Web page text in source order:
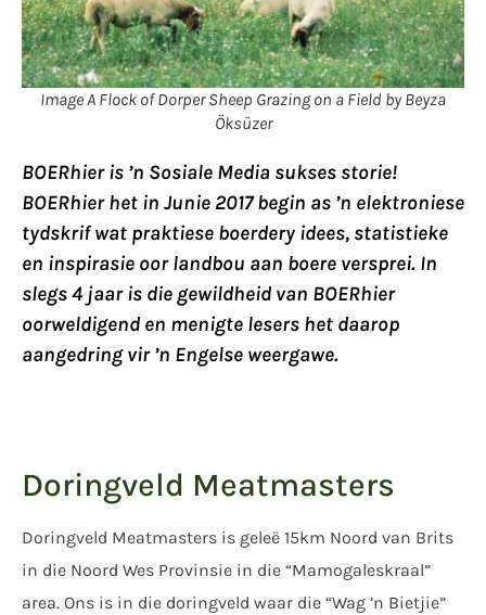
Image A Flock of Dorper Sheep Grazing on a Field by Beyza
Öksüzer
BOERhier is ’n Sosiale Media sukses storie!
BOERhier het in Junie 2017 begin as ’n elektroniese
tydskrif wat praktiese boerdery idees, statistieke
en inspirasie oor landbou aan boere versprei. In
slegs 4 jaar is die gewildheid van BOERhier
oorweldigend en menigte lesers het daarop
aangedring vir ’n Engelse weergawe.
Doringveld Meatmasters
Doringveld Meatmasters is geleë 15km Noord van Brits
in die Noord Wes Provinsie in die “Mamogaleskraal”
area. Ons is in die doringveld waar die “Wag ’n Bietjie”